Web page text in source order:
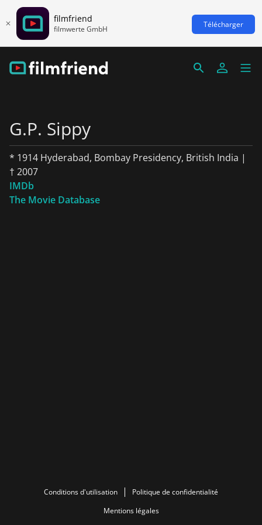
filmfriend
filmwerte GmbH Télécharger
G.P. Sippy
* 1914 Hyderabad, Bombay Presidency, British India |
† 2007
IMDb
The Movie Database
Conditions d'utilisation
Politique de confidentialité
Mentions légales